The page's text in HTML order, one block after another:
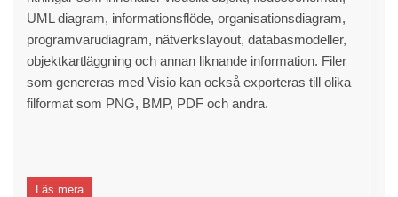
UML diagram, informationsflöde, organisationsdiagram,
programvarudiagram, nätverkslayout, databasmodeller,
objektkartläggning och annan liknande information. Filer
som genereras med Visio kan också exporteras till olika
filformat som PNG, BMP, PDF och andra.
Läs mera